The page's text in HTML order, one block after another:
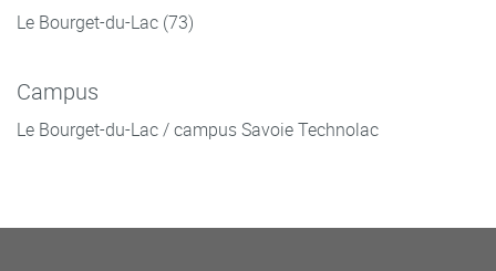
Le Bourget-du-Lac (73)
Campus
Le Bourget-du-Lac / campus Savoie Technolac